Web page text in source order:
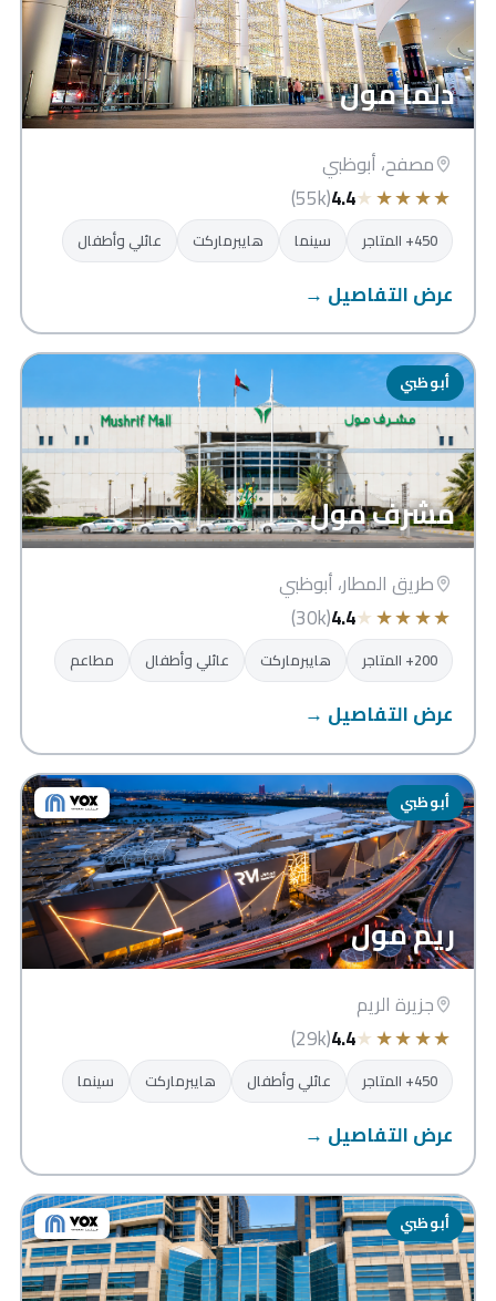
دلما مول
مصفح، أبوظبي
★
★
★
★
★
4.4
(55k)
450+ المتاجر سينما هايبرماركت عائلي وأطفال
عرض التفاصيل →
أبوظبي
مشرف مول
طريق المطار، أبوظبي
★
★
★
★
★
4.4
(30k)
200+ المتاجر هايبرماركت عائلي وأطفال مطاعم
عرض التفاصيل →
أبوظبي
ريم مول
جزيرة الريم
★
★
★
★
★
4.4
(29k)
450+ المتاجر عائلي وأطفال هايبرماركت سينما
عرض التفاصيل →
أبوظبي